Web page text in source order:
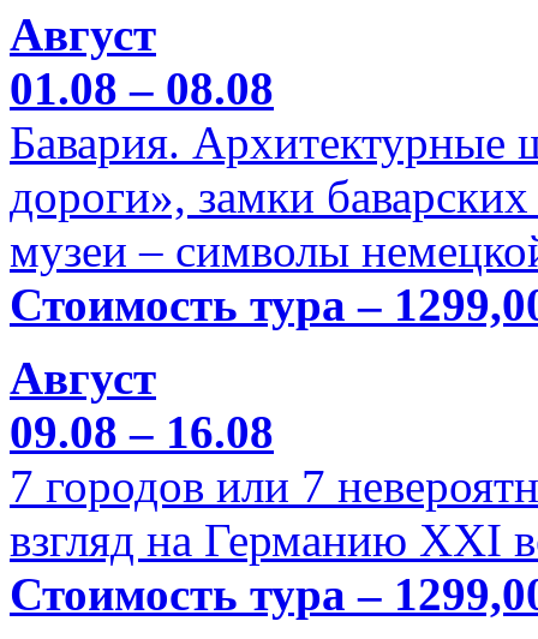
Август
01.08 – 08.08
Бавария. Архитектурные
дороги», замки
музеи – символы
Стоимость тура –
Август
09.08 – 16.08
7 городов или 7
взгляд на Германию XXI
Стоимость тура –